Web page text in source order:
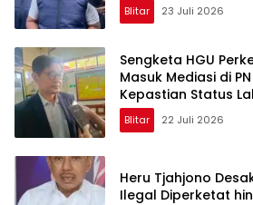
Blitar 23 Juli 2026
Sengketa HGU
Masuk Mediasi di
Kepastian Status
Blitar 22 Juli 2026
Heru Tjahjono
Ilegal Diperketat